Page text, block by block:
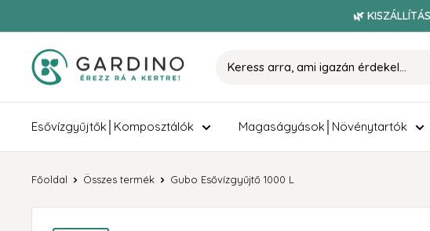
🌿
Gardino
Esővízgyűjtők│Komposztálók Magaságyások│Növénytartók
Főoldal Összes termék Gubo Esővízgyűjtő 1000 L